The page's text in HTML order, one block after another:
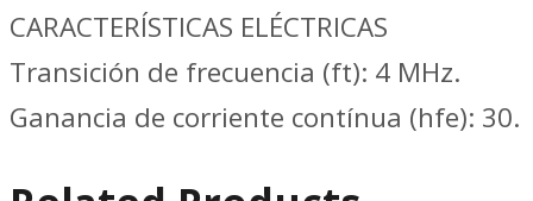
CARACTERÍSTICAS ELÉCTRICAS
Transición de frecuencia (ft): 4 MHz.
Ganancia de corriente contínua (hfe): 30.